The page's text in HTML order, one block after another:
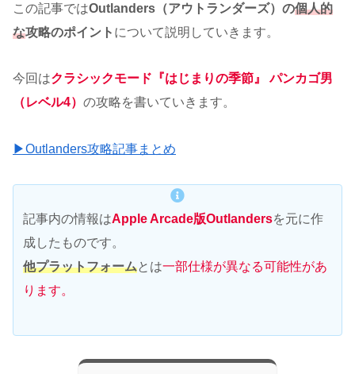
この記事ではOutlanders（アウトランダーズ）の個人的
な攻略のポイント について説明していきます。
今回はクラシックモード『はじまりの季節』 パンカゴ男
（レベル4） の攻略を書いていきます。
▶Outlanders攻略記事まとめ
記事内の情報はApple Arcade版Outlandersを元に作
成したものです。
他プラットフォームとは一部仕様が異なる可能性があ
ります。